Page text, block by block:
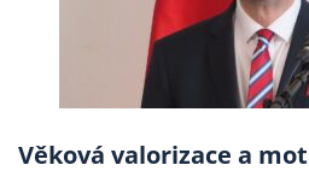
Věková valorizace a